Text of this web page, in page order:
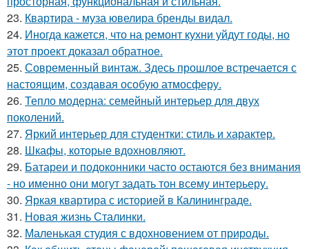
23. Квартира - муза ювелира бренды видал.
24. Иногда кажется, что на ремонт кухни уйдут годы, но
этот проект доказал обратное.
25. Современный винтаж. Здесь прошлое встречается с
настоящим, создавая особую атмосферу.
26. Тепло модерна: семейный интерьер для двух
поколений.
27. Яркий интерьер для студентки: стиль и характер.
28. Шкафы, которые вдохновляют.
29. Батареи и подоконники часто остаются без внимания
- но именно они могут задать тон всему интерьеру.
30. Яркая квартира с историей в Калининграде.
31. Новая жизнь Сталинки.
32. Маленькая студия с вдохновением от природы.